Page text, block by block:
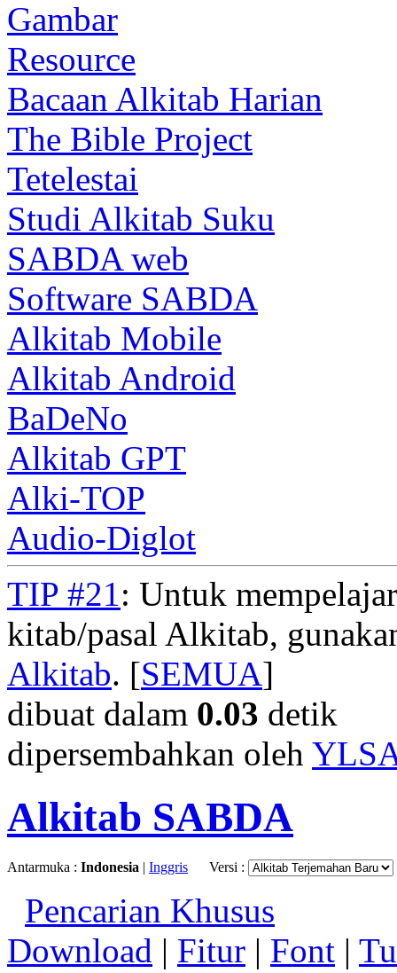
Gambar
Resource
Bacaan Alkitab Harian
The Bible Project
Tetelestai
Studi Alkitab Suku
SABDA web
Software SABDA
Alkitab Mobile
Alkitab Android
BaDeNo
Alkitab GPT
Alki-TOP
Audio-Diglot
TIP #21: Untuk
kitab/pasal Alkitab,
Alkitab. [SEMUA]
dibuat dalam 0.03 detik
dipersembahkan oleh
Alkitab SABDA
Antarmuka : Indonesia | Inggris Versi :
Pencarian Khusus
Download | Fitur | Font |